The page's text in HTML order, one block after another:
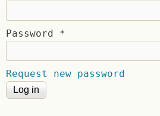
Password *
Request new password